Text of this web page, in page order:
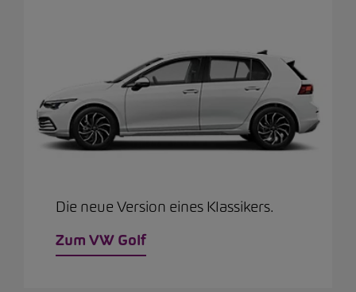
Die neue Version eines Klassikers.
Zum VW Golf